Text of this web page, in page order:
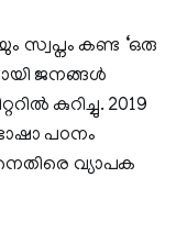
സ്വപ്നം കണ്ട ‘ഒരു
ജനങ്ങൾ
കുറിച്ചു. 2019
പഠനം
വ്യാപക